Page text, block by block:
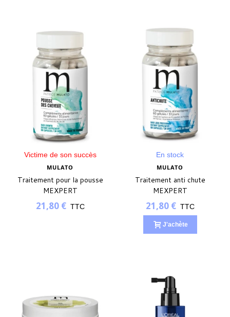
Victime de son succès
MULATO
Traitement pour la pousse
MEXPERT
21,80 € TTC
En stock
MULATO
Traitement anti chute
MEXPERT
21,80 € TTC
J'achète